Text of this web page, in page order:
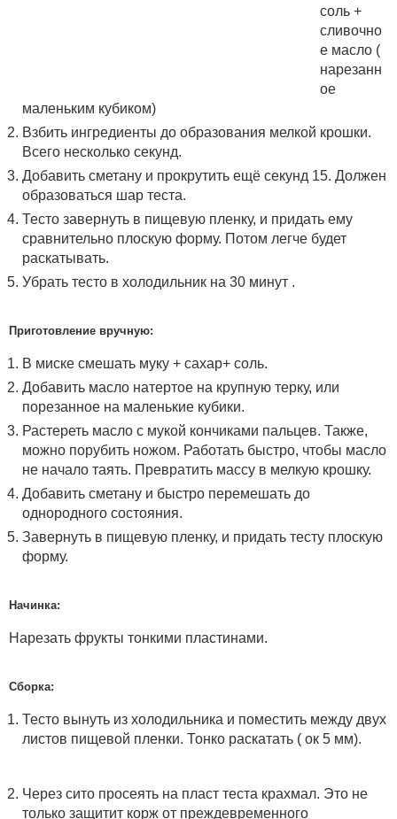
соль +
сливочно
е масло (
нарезанн
ое
маленьким кубиком)
Взбить ингредиенты до образования мелкой крошки.
Всего несколько секунд.
Добавить сметану и прокрутить ещё секунд 15. Должен
образоваться шар теста.
Тесто завернуть в пищевую пленку, и придать ему
сравнительно плоскую форму. Потом легче будет
раскатывать.
Убрать тесто в холодильник на 30 минут .
Приготовление вручную:
В миске смешать муку + сахар+ соль.
Добавить масло натертое на крупную терку, или
порезанное на маленькие кубики.
Растереть масло с мукой кончиками пальцев. Также,
можно порубить ножом. Работать быстро, чтобы масло
не начало таять. Превратить массу в мелкую крошку.
Добавить сметану и быстро перемешать до
однородного состояния.
Завернуть в пищевую пленку, и придать тесту плоскую
форму.
Начинка:
Нарезать фрукты тонкими пластинами.
Сборка:
Тесто вынуть из холодильника и поместить между двух
листов пищевой пленки. Тонко раскатать ( ок 5 мм).
Через сито просеять на пласт теста крахмал. Это не
только защитит корж от преждевременного